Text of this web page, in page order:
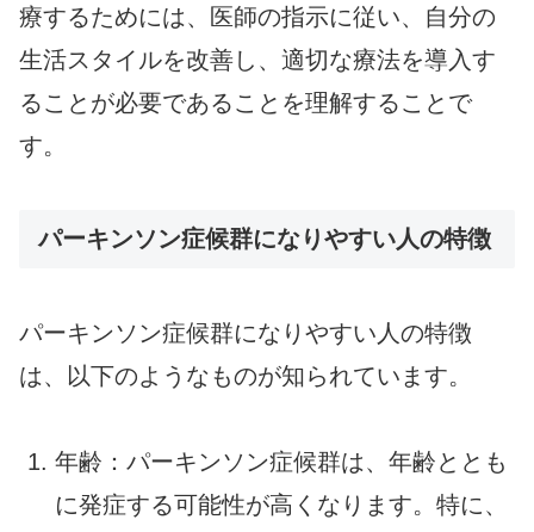
療するためには、医師の指示に従い、自分の
生活スタイルを改善し、適切な療法を導入す
ることが必要であることを理解することで
す。
パーキンソン症候群になりやすい人の特徴
パーキンソン症候群になりやすい人の特徴
は、以下のようなものが知られています。
年齢：パーキンソン症候群は、年齢ととも
に発症する可能性が高くなります。特に、